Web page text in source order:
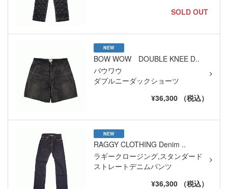
SOLD OUT
NEW
BOW WOW DOUBLE KNEE D..
バウワウ
ダブルニーダックショーツ
¥36,300 （税込）
NEW
RAGGY CLOTHING Denim ..
ラギークロージング,スタンダード
ストレートデニムパンツ
¥36,300 （税込）